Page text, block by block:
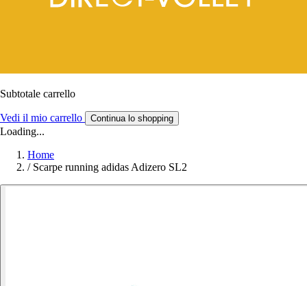
Subtotale carrello
Vedi il mio carrello Continua lo shopping
Loading...
Home
/ Scarpe running adidas Adizero SL2